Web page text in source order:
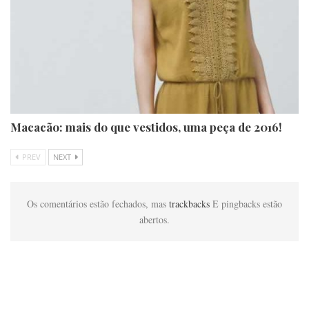
Macacão: mais do que vestidos, uma peça de 2016!
PREV NEXT
Os comentários estão fechados, mas trackbacks E pingbacks estão
abertos.